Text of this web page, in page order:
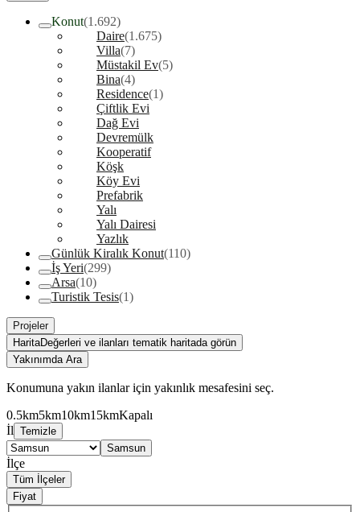
Konut(1.692)
Daire(1.675)
Villa(7)
Müstakil Ev(5)
Bina(4)
Residence(1)
Çiftlik Evi
Dağ Evi
Devremülk
Kooperatif
Köşk
Köy Evi
Prefabrik
Yalı
Yalı Dairesi
Yazlık
Günlük Kiralık Konut(110)
İş Yeri(299)
Arsa(10)
Turistik Tesis(1)
Projeler
HaritaDeğerleri ve ilanları tematik haritada görün
Yakınımda Ara
Konumuna yakın ilanlar için yakınlık mesafesini seç.
0.5km5km10km15kmKapalı
İl Temizle
Samsun
İlçe
Tüm İlçeler
Fiyat